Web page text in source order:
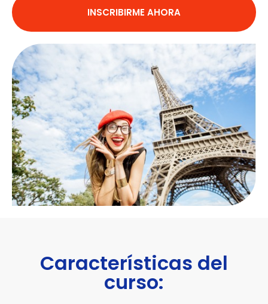
INSCRIBIRME AHORA
Características del
curso: